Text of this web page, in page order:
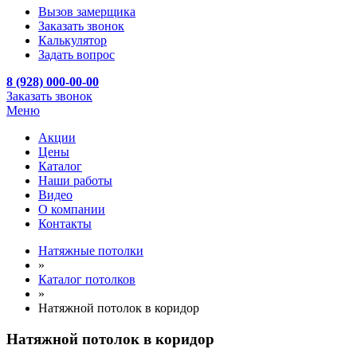
Вызов замерщика
Заказать звонок
Калькулятор
Задать вопрос
8 (928) 000-00-00
Заказать звонок
Меню
Акции
Цены
Каталог
Наши работы
Видео
О компании
Контакты
Натяжные потолки
»
Каталог потолков
»
Натяжной потолок в коридор
Натяжной потолок в коридор